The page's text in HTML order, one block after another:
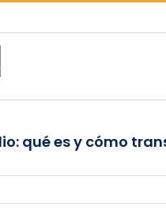
qué es y cómo